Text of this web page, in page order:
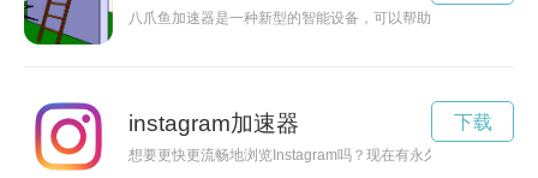
八爪鱼加速器是一种新型的智能设备，可以帮助企业实现高效
instagram加速器
想要更快更流畅地浏览Instagram吗？现在有永久免费的
下载